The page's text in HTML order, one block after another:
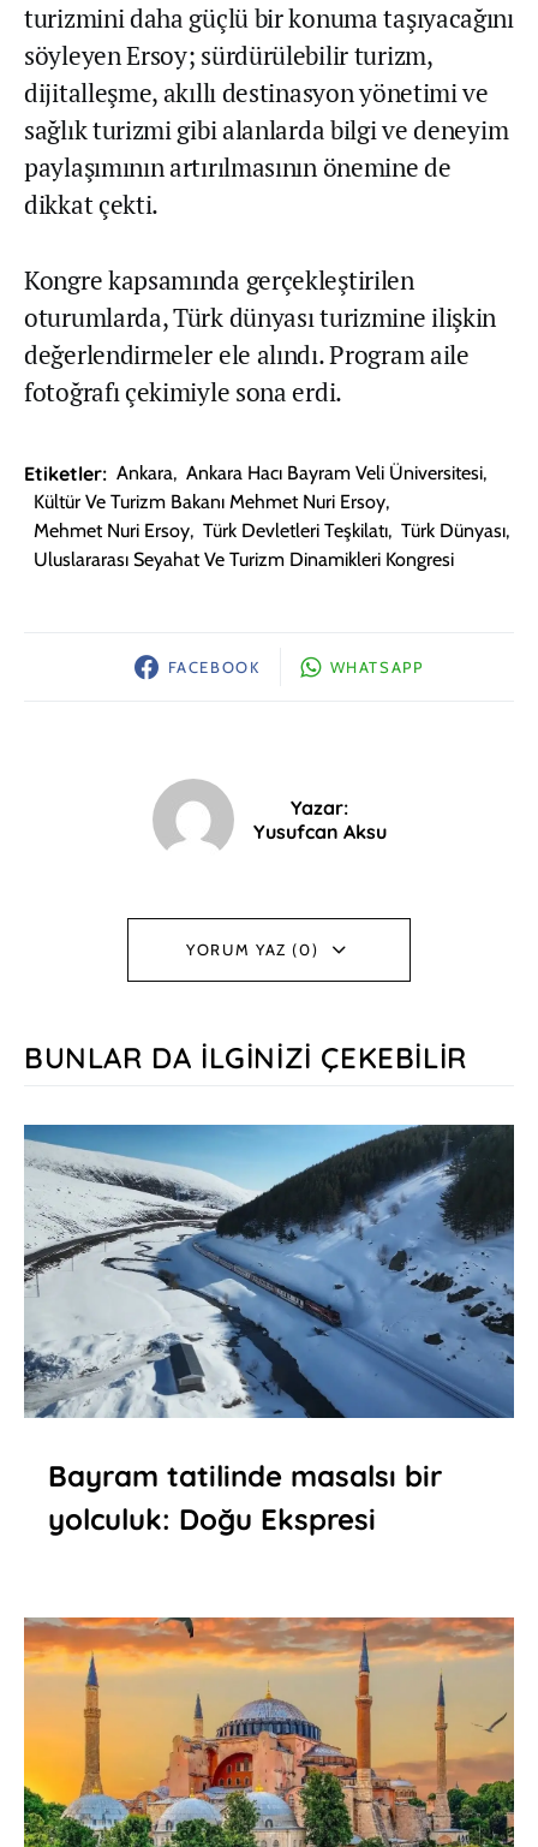
turizmini daha güçlü bir konuma taşıyacağını
söyleyen Ersoy; sürdürülebilir turizm,
dijitalleşme, akıllı destinasyon yönetimi ve
sağlık turizmi gibi alanlarda bilgi ve deneyim
paylaşımının artırılmasının önemine de
dikkat çekti.
Kongre kapsamında gerçekleştirilen
oturumlarda, Türk dünyası turizmine ilişkin
değerlendirmeler ele alındı. Program aile
fotoğrafı çekimiyle sona erdi.
Etiketler: Ankara, Ankara Hacı Bayram Veli Üniversitesi,
Kültür Ve Turizm Bakanı Mehmet Nuri Ersoy,
Mehmet Nuri Ersoy, Türk Devletleri Teşkilatı, Türk Dünyası,
Uluslararası Seyahat Ve Turizm Dinamikleri Kongresi
FACEBOOK WHATSAPP
Yazar:
Yusufcan Aksu
YORUM YAZ (0)
BUNLAR DA İLGINIZI ÇEKEBILIR
Bayram tatilinde masalsı bir
yolculuk: Doğu Ekspresi